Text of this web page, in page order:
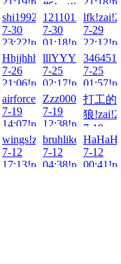
斯!zai!2026-
8-3
01:50!read!
shi19921228!zai!2026-
7-30
23:22!read!
7-30
01:18!read!
7-29
Hhjjhhhjj!zai!2026-
7-26
21:06!read!
lllYYY!zai!2026-
7-25
02:17!read!
7-25
airforce91166!zai!2026-
7-19
14:07!read!
Zzz000!zai!2026-
7-19
12:38!read!
打工的
狼
7-19
wings!zai!2026-
7-12
17:13!read!
7-12
04:38!read!
7-12